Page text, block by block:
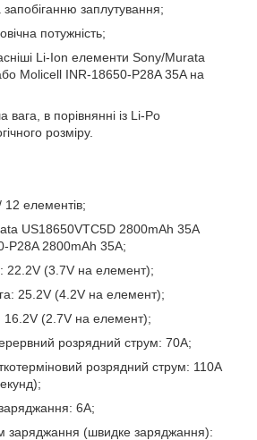
запобіганню заплутування;
потужність;
Li-Ion елементи Sony/Murata
Molicell INR-18650-P28A 35A на
вага, в порівнянні із Li-Po
розміру.
12 елементів;
US18650VTC5D 2800mAh 35A
P28A 2800mAh 35A;
22.2V (3.7V на елемент);
25.2V (4.2V на елемент);
16.2V (2.7V на елемент);
розрядний струм: 70А;
розрядний струм: 110A
6А;
заряджання (швидке заряджання):